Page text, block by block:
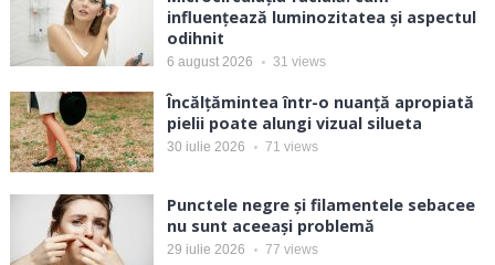
influențează luminozitatea și aspectul
odihnit
6 august 2026 31 views
Încălțămintea într-o nuanță apropiată
pielii poate alungi vizual silueta
30 iulie 2026 71 views
Punctele negre și filamentele sebacee
nu sunt aceeași problemă
29 iulie 2026 77 views